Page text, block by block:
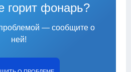
горит фонарь?
— сообщите о
ней!